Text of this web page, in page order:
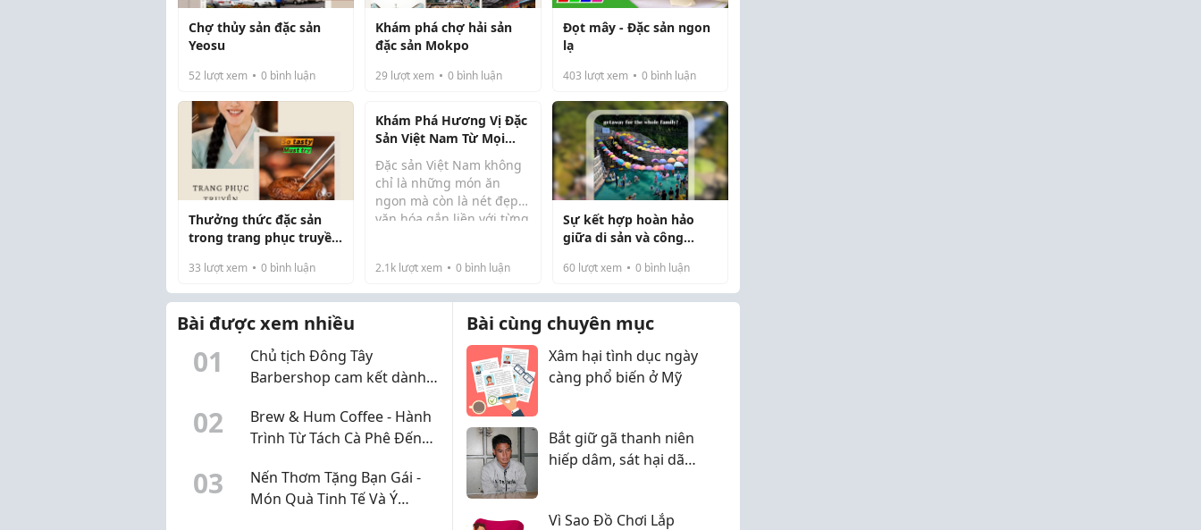
Chợ thủy sản đặc sản
Yeosu
52 lượt xem 0 bình luận
Khám phá chợ hải sản
đặc sản Mokpo
29 lượt xem 0 bình luận
Đọt mây - Đặc sản ngon
lạ
403 lượt xem 0bình luận
Thưởng thức đặc sản
trong trang phục truyền
33 lượt xem 0 bình luận
Khám Phá Hương Vị Đặc
Sản Việt Nam Từ Mọi
Miền Đất Nước
Đặc sản Việt Nam không
chỉ là những món ăn
ngon mà còn là nét đẹp
văn hóa gắn liền với từng
hạt dinh dưỡng đến
những món bánh truyền
thống, mỗi sản ph...
2.1k lượt xem 0 bình luận
Sự kết hợp hoàn hảo
giữa di sản và công
gangjin
60lượt xem 0bình luận
Bài được xem nhiều
01
Chủ tịch Đông Tây
Barbershop cam kết dành
ủng hộ 3 tỷ đồng cho Hội
Chữ thập đỏ TP.HCM
02
Brew & Hum Coffee - Hành
Trình Từ Tách Cà Phê Đến
03
Nến Thơm Tặng Bạn Gái -
Món Quà Tinh Tế Và Ý
Bài cùng chuyên mục
Xâm hại tình dục ngày
càng phổ biến ở Mỹ
Bắt giữ gã thanh niên
hiếp dâm, sát hại dã
Vì Sao Đồ Chơi Lắp